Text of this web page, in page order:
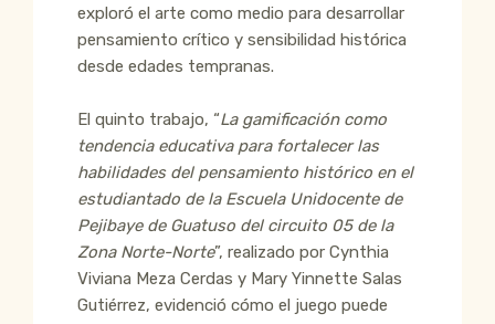
exploró el arte como medio para desarrollar
pensamiento crítico y sensibilidad histórica
desde edades tempranas.
El quinto trabajo, “La gamificación como
tendencia educativa para fortalecer las
habilidades del pensamiento histórico en el
estudiantado de la Escuela Unidocente de
Pejibaye de Guatuso del circuito 05 de la
Zona Norte-Norte”, realizado por Cynthia
Viviana Meza Cerdas y Mary Yinnette Salas
Gutiérrez, evidenció cómo el juego puede